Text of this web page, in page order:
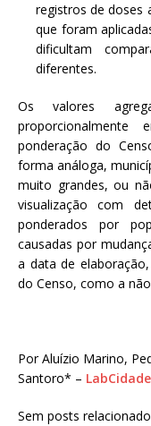
registros de doses
que foram
dificultam
diferentes.
Os valores
ponderação do
forma análoga,
muito grandes, ou
visualização com
ponderados por
causadas por
a data de
do Censo, como a
Por Aluízio Marino,
Santoro* – LabCidade
Sem posts